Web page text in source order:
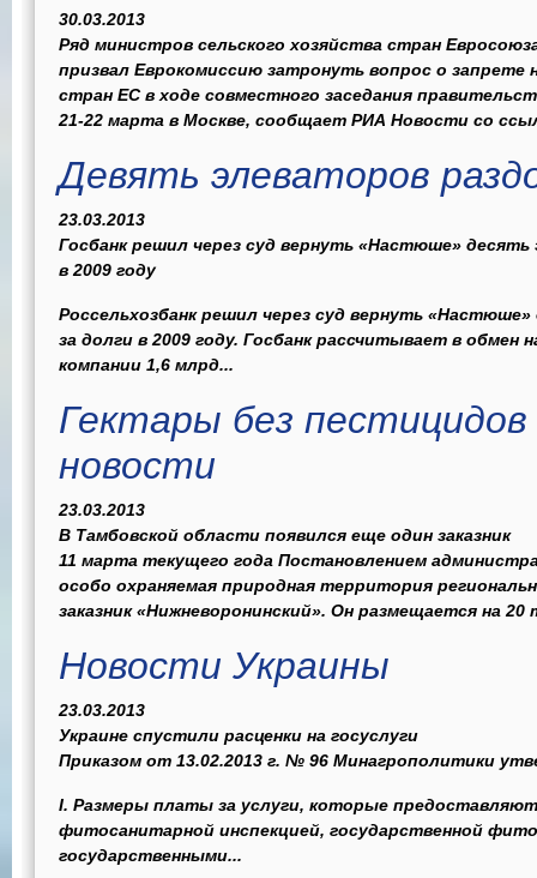
30.03.2013
Ряд министров сельского хозяйства стран
призвал Еврокомиссию затронуть вопрос о запрете
стран ЕС в ходе совместного заседания
21-22 марта в Москве, сообщает РИА Новости со
Девять элеваторов
23.03.2013
Госбанк решил через суд вернуть «Настюше» десять
в 2009 году
Россельхозбанк решил через суд вернуть
за долги в 2009 году. Госбанк рассчитывает в обмен
компании 1,6 млрд...
Гектары без пестицидов
новости
23.03.2013
В Тамбовской области появился еще один заказник
11 марта текущего года Постановлением
особо охраняемая природная территория
заказник «Нижневоронинский». Он размещается на 20
Новости Украины
23.03.2013
Украине спустили расценки на госуслуги
Приказом от 13.02.2013 г. № 96 Минагрополитики
І. Размеры платы за услуги, которые
фитосанитарной инспекцией, государственной
государственными...